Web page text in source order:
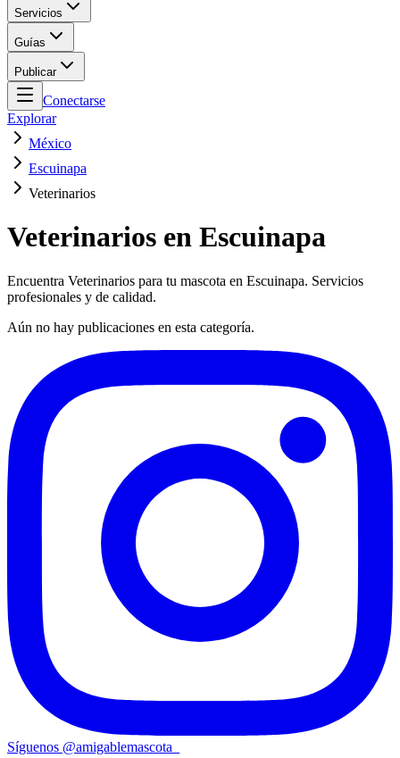
Servicios
Guías
Publicar
Conectarse
Explorar
México
Escuinapa
Veterinarios
Veterinarios en Escuinapa
Encuentra Veterinarios para tu mascota en Escuinapa. Servicios
profesionales y de calidad.
Aún no hay publicaciones en esta categoría.
Síguenos @amigablemascota_